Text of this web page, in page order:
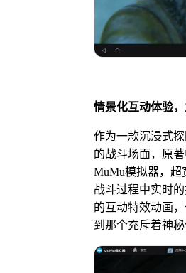
情景化互动体验
作为一款沉浸式
的战斗场面，原
MuMu模拟器，超
战斗过程中实时
的互动特效动画
到那个充斥着神秘